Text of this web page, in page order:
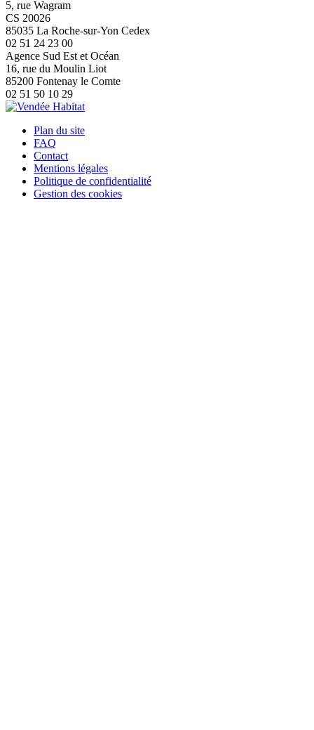
5, rue Wagram
CS 20026
85035 La Roche-sur-Yon Cedex
02 51 24 23 00
Agence Sud Est et Océan
16, rue du Moulin Liot
85200 Fontenay le Comte
02 51 50 10 29
Plan du site
FAQ
Contact
Mentions légales
Politique de confidentialité
Gestion des cookies